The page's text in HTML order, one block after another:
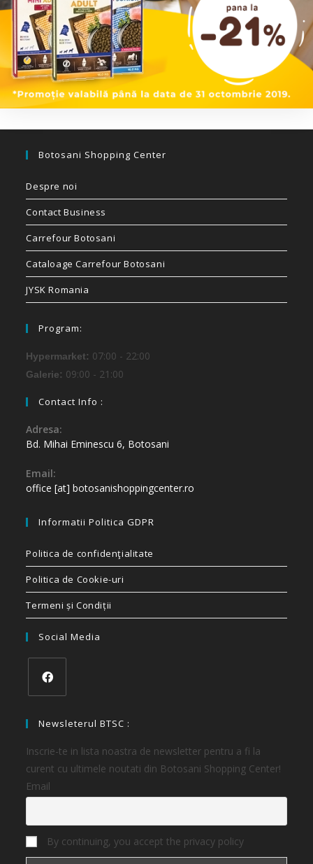
Botosani Shopping Center
Despre noi
Contact Business
Carrefour Botosani
Cataloage Carrefour Botosani
JYSK Romania
Program:
Hypermarket: 07:00 - 22:00
Galerie: 09:00 - 21:00
Contact Info :
Adresa:
Bd. Mihai Eminescu 6, Botosani
Email:
office [at] botosanishoppingcenter.ro
Informatii Politica GDPR
Politica de confidenţialitate
Politica de Cookie-uri
Termeni și Condiții
Social Media
Newsleterul BTSC :
Inscrie-te in lista noastra de newsletter pentru a fi la
curent cu ultimele noutati din Botosani Shopping Center!
Email
By continuing, you accept the privacy policy